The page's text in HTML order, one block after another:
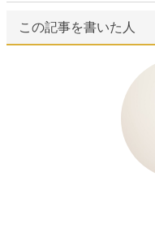
この記事を書いた人